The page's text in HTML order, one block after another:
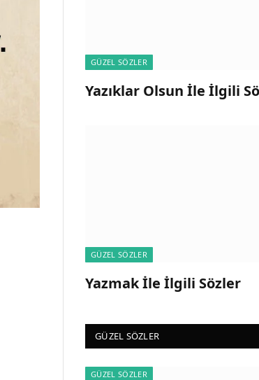
GÜZEL SÖZLER
Yazıklar Olsun İle İlgili
GÜZEL SÖZLER
Yazmak İle İlgili Sözler
GÜZEL SÖZLER
GÜZEL SÖZLER